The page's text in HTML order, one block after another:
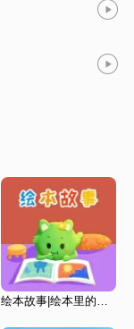
绘本故事|绘本里的童话故事|0-8岁